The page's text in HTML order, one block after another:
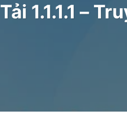
Tải 1.1.1.1 –